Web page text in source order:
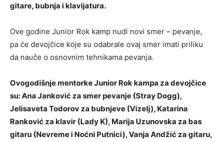
gitare, bubnja i klavijatura.
Ove godine Junior Rok kamp nudi novi smer – pevanje,
pa će devojčice koje su odabrale ovaj smer imati priliku
da nauče o osnovnim tehnikama pevanja.
Ovogodišnje mentorke Junior Rok kampa za devojčice
su: Ana Janković za smer pevanje (Stray Dogg),
Jelisaveta Todorov za bubnjeve (Vizelj), Katarina
Ranković za klavir (Lady K), Marija Uzunovska za bas
gitaru (Nevreme i Noćni Putnici), Vanja Andžić za gitaru,